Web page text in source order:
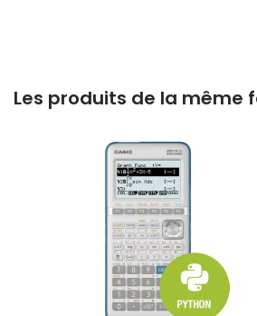
Les produits de la même